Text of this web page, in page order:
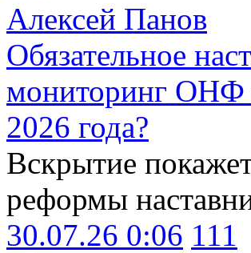
Алексей Панов
Обязательное
мониторинг ОНФ
2026 года?
Вскрытие
реформы
30.07.26 0:06 111